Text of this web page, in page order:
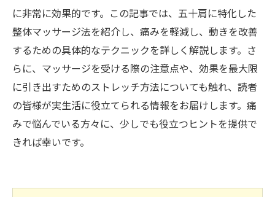
に非常に効果的です。この記事では、五十肩に特化した
整体マッサージ法を紹介し、痛みを軽減し、動きを改善
するための具体的なテクニックを詳しく解説します。さ
らに、マッサージを受ける際の注意点や、効果を最大限
に引き出すためのストレッチ方法についても触れ、読者
の皆様が実生活に役立てられる情報をお届けします。痛
みで悩んでいる方々に、少しでも役立つヒントを提供で
きれば幸いです。